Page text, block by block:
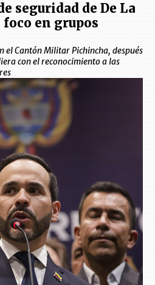
seguridad de De La
en grupos
el Cantón Militar Pichincha, después
con el reconocimiento a las